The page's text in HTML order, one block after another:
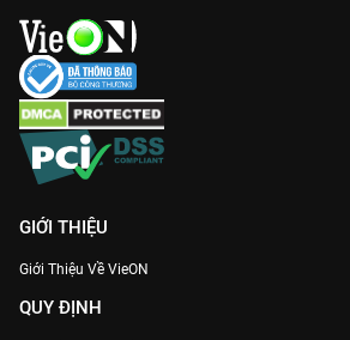
GIỚI THIỆU
Giới Thiệu Về VieON
QUY ĐỊNH